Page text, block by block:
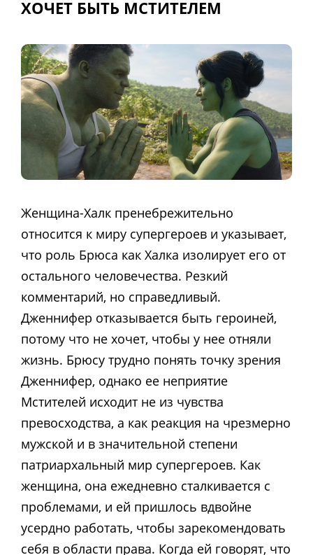
ХОЧЕТ БЫТЬ МСТИТЕЛЕМ
Женщина-Халк пренебрежительно
относится к миру супергероев и указывает,
что роль Брюса как Халка изолирует его от
остального человечества. Резкий
комментарий, но справедливый.
Дженнифер отказывается быть героиней,
потому что не хочет, чтобы у нее отняли
жизнь. Брюсу трудно понять точку зрения
Дженнифер, однако ее неприятие
Мстителей исходит не из чувства
превосходства, а как реакция на чрезмерно
мужской и в значительной степени
патриархальный мир супергероев. Как
женщина, она ежедневно сталкивается с
проблемами, и ей пришлось вдвойне
усердно работать, чтобы зарекомендовать
себя в области права. Когда ей говорят, что